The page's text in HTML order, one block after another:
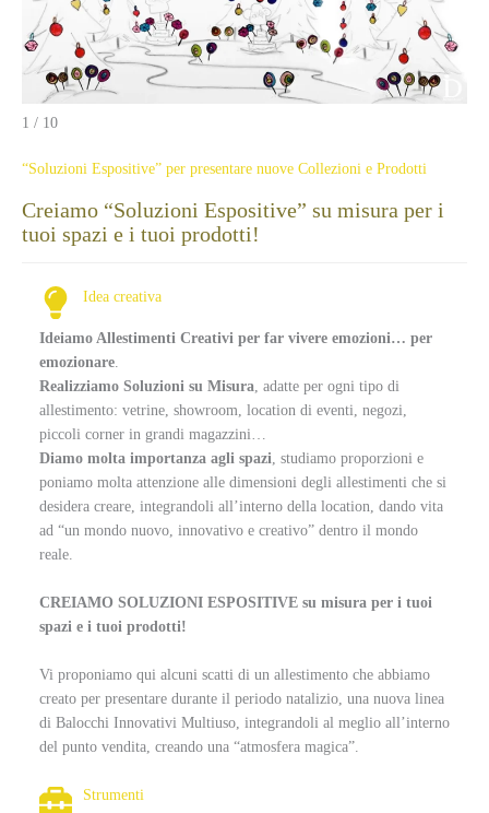
1 / 10
“Soluzioni Espositive” per presentare nuove Collezioni e Prodotti
Creiamo “Soluzioni Espositive” su misura per i
tuoi spazi e i tuoi prodotti!
Idea creativa
Ideiamo Allestimenti Creativi per far vivere emozioni… per
emozionare.
Realizziamo Soluzioni su Misura, adatte per ogni tipo di
allestimento: vetrine, showroom, location di eventi, negozi,
piccoli corner in grandi magazzini…
Diamo molta importanza agli spazi, studiamo proporzioni e
poniamo molta attenzione alle dimensioni degli allestimenti che si
desidera creare, integrandoli all’interno della location, dando vita
ad “un mondo nuovo, innovativo e creativo” dentro il mondo
reale.
CREIAMO SOLUZIONI ESPOSITIVE su misura per i tuoi
spazi e i tuoi prodotti!
Vi proponiamo qui alcuni scatti di un allestimento che abbiamo
creato per presentare durante il periodo natalizio, una nuova linea
di Balocchi Innovativi Multiuso, integrandoli al meglio all’interno
del punto vendita, creando una “atmosfera magica”.
Strumenti